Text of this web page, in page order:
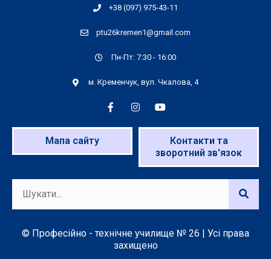
+38 (097) 975-43-11
ptu26kremen1@gmail.com
Пн-Пт: 7:30 - 16:00
м. Кременчук, вул. Чкалова, 4
Мапа сайту
Контакти та
зворотний зв'язок
© Професійно - технічне училище № 26 | Усі права
захищено